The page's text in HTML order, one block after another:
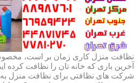
نظافت منزل کاری زمان بر است،
آخرین باری که خانه تان را نظافت کرده
شرکت های نظافتی برای نظافت منزل